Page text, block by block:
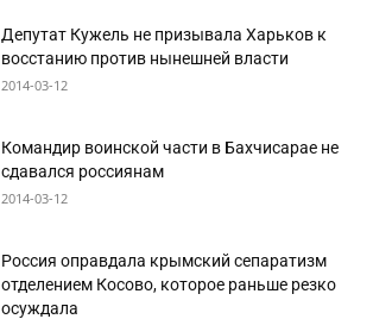
Депутат Кужель не призывала Харьков к
восстанию против нынешней власти
2014-03-12
Командир воинской части в Бахчисарае не
сдавался россиянам
2014-03-12
Россия оправдала крымский сепаратизм
отделением Косово, которое раньше резко
осуждала